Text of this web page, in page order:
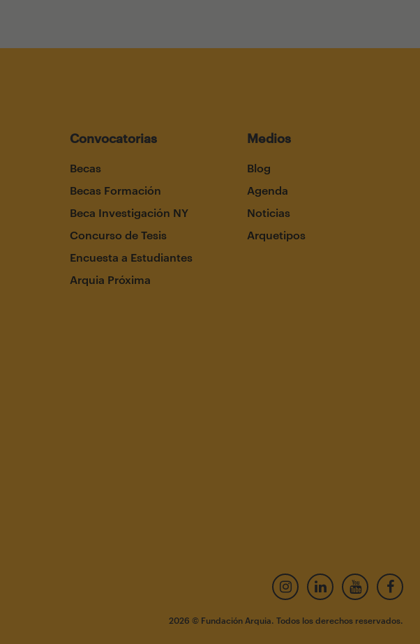
Convocatorias
Becas
Becas Formación
Beca Investigación NY
Concurso de Tesis
Encuesta a Estudiantes
Arquia Próxima
Medios
Blog
Agenda
Noticias
Arquetipos
2026 © Fundación Arquia. Todos los derechos reservados.